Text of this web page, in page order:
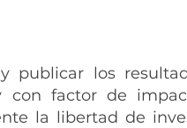
publicar los
con factor de
la libertad de